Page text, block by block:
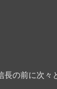
の前に次